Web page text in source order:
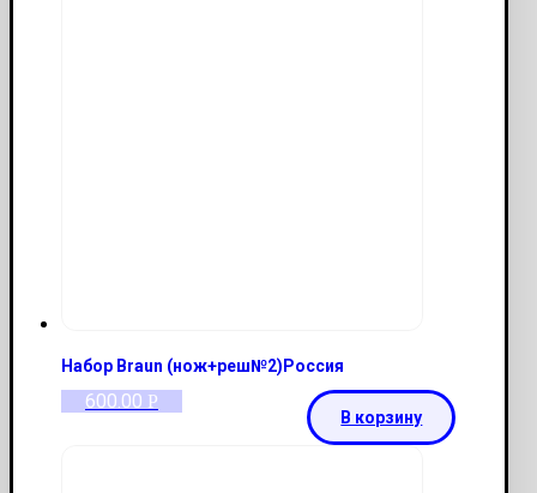
Набор Braun (нож+реш№2)Россия
600.00 Р
В корзину